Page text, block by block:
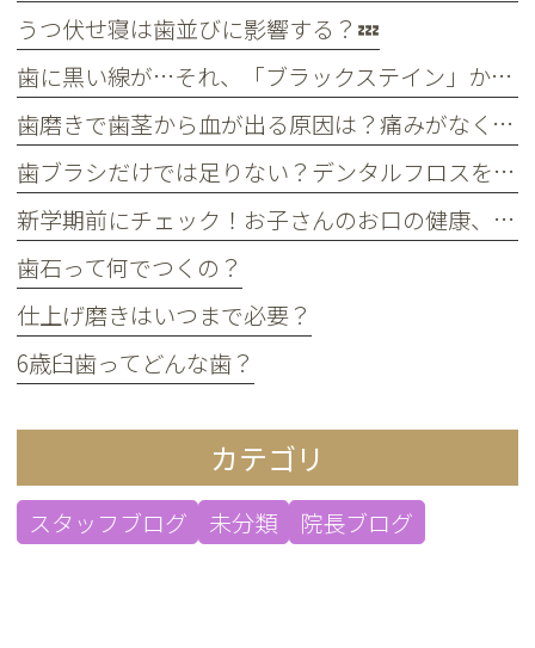
うつ伏せ寝は歯並びに影響する？💤
歯に黒い線が…それ、「ブラックステイン」かもしれません！
歯磨きで歯茎から血が出る原因は？痛みがなくても受診すべき判断基準
歯ブラシだけでは足りない？デンタルフロスを使うメリット
新学期前にチェック！お子さんのお口の健康、大丈夫？
歯石って何でつくの？
仕上げ磨きはいつまで必要？
6歳臼歯ってどんな歯？
カテゴリ
スタッフブログ 未分類 院長ブログ